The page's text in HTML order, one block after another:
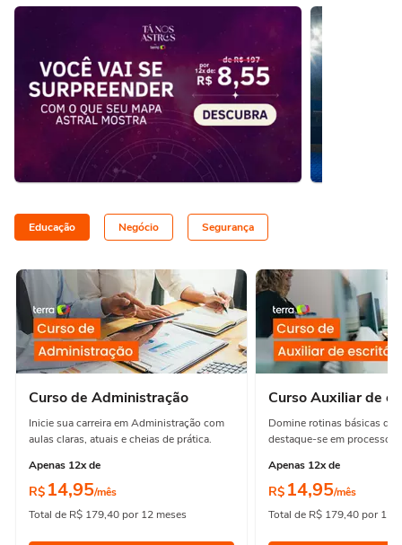
Educação Negócio Segurança
Curso de Administração
Inicie sua carreira em Administração com
aulas claras, atuais e cheias de prática.
Apenas 12x de
R$ 14,95/mês
Total de R$ 179,40 por 12 meses
Curso Auxiliar de
Domine rotinas básicas de
destaque-se em processos
Apenas 12x de
R$ 14,95/mês
Total de R$ 179,40 por 12